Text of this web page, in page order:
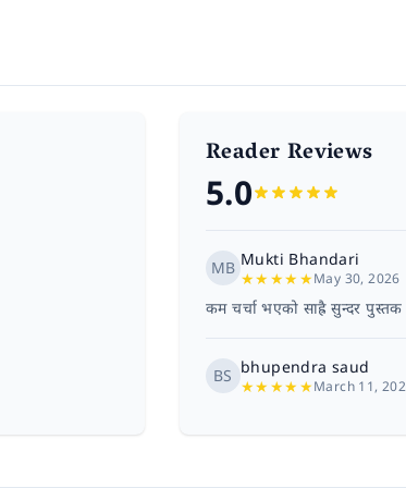
Reader Reviews
5.0
MB Mukti Bhandari
★★★★★May 30, 2026
कम चर्चा भएको साह्रै सुन्दर
BS bhupendra saud
★★★★★March 11,